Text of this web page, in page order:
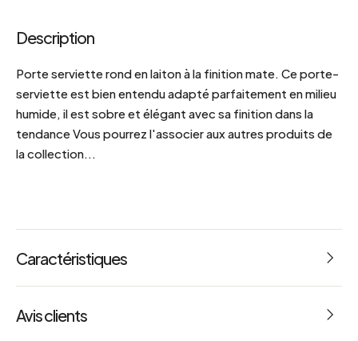
Description
Porte serviette rond en laiton à la finition mate. Ce porte-
serviette est bien entendu adapté parfaitement en milieu
humide, il est sobre et élégant avec sa finition dans la
tendance Vous pourrez l'associer aux autres produits de
la collection...
Caractéristiques
Dimensions : L 20 x l 20 x h 21.5 cm
Avis clients